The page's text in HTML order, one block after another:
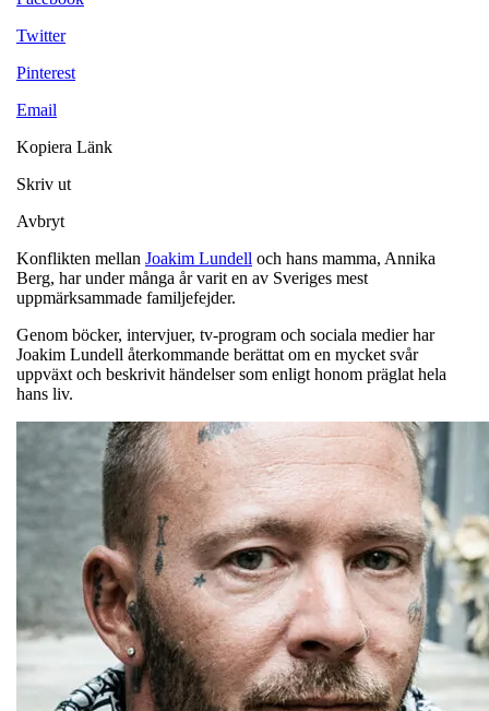
Twitter
Pinterest
Email
Kopiera Länk
Skriv ut
Avbryt
Konflikten mellan Joakim Lundell och hans mamma, Annika
Berg, har under många år varit en av Sveriges mest
uppmärksammade familjefejder.
Genom böcker, intervjuer, tv-program och sociala medier har
Joakim Lundell återkommande berättat om en mycket svår
uppväxt och beskrivit händelser som enligt honom präglat hela
hans liv.